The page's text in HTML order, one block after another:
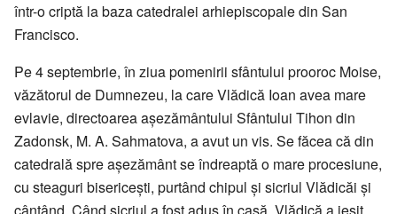
într-o criptă la baza catedralei arhiepiscopale din San
Francisco.
Pe 4 septembrie, în ziua pomenirii sfântului prooroc Moise,
văzătorul de Dumnezeu, la care Vlădică Ioan avea mare
evlavie, directoarea așezământului Sfântului Tihon din
Zadonsk, M. A. Sahmatova, a avut un vis. Se făcea că din
catedrală spre așezământ se îndreaptă o mare procesiune,
cu steaguri bisericești, purtând chipul și sicriul Vlădicăi și